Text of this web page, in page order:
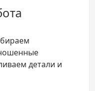
детали и